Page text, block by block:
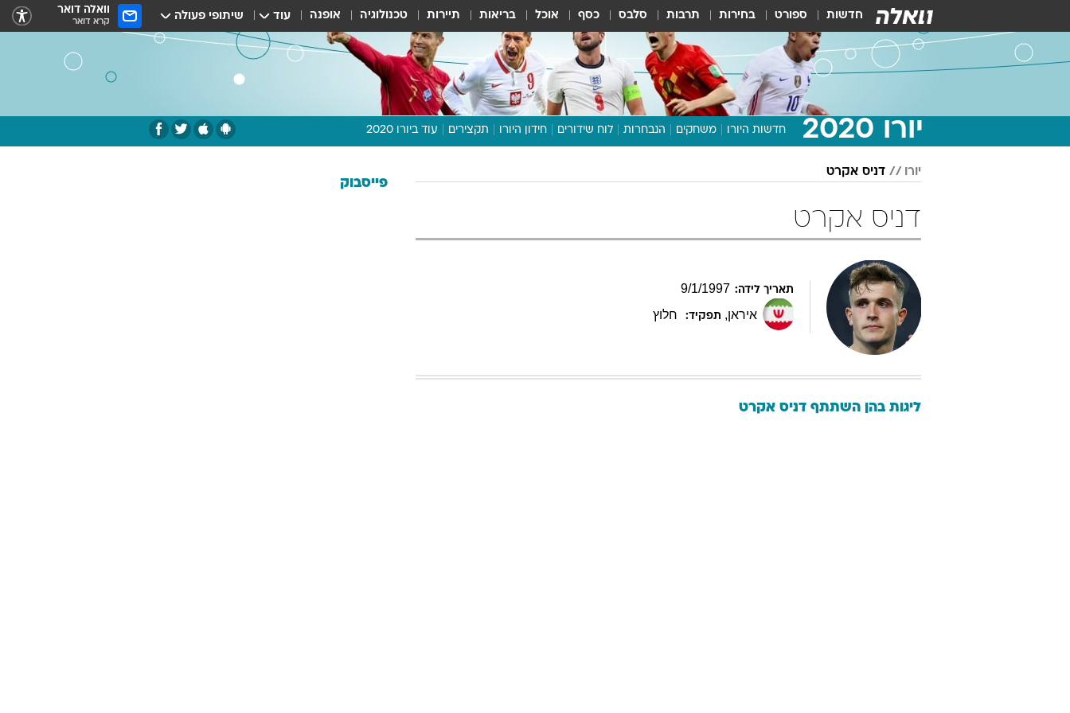
חדשות ספורט בחירות תרבות סלבס כסף אוכל בריאות תיירות טכנולוגיה אופנה עוד שיתופי פעולה וואלה דואר
קרא דואר
יורו 2020 חדשות היורו משחקים הנבחרות לוח שידורים חידון היורו תקצירים עוד ביורו 2020
תכנית היורו
יורו דניס אקרט
דניס אקרט
תאריך לידה: 9/1/1997
איראן, תפקיד: חלוץ
ליגות בהן השתתף דניס אקרט
פייסבוק